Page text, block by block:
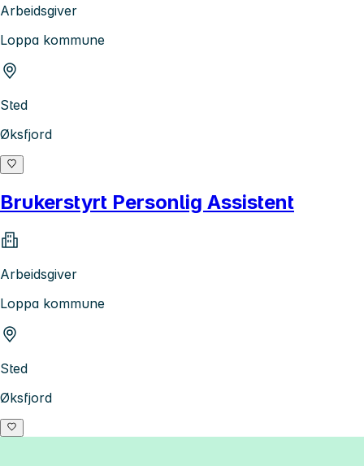
Arbeidsgiver
Loppa kommune
Sted
Øksfjord
Brukerstyrt Personlig Assistent
Arbeidsgiver
Loppa kommune
Sted
Øksfjord